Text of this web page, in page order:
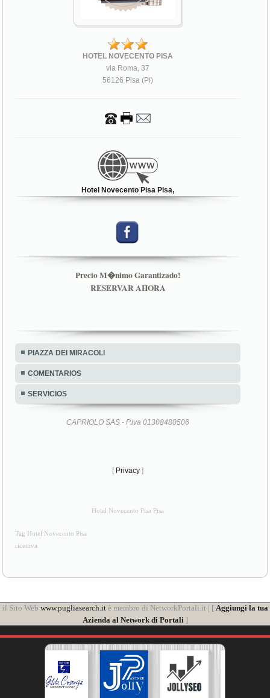
HOTEL NOVECENTO PISA
via Roma, 37
56126 Pisa (PI)
Hotel Novecento Pisa Pisa,
Precio M�nimo Garantizado!
RESERVAR AHORA
PIAZZA DEI MIRACOLI
COMENTARIOS
SERVICIOS
CAPRIOLO SAS - P.iva 01308480506
[ Privacy ]
Hotel Novecento Pisa Pisa
Tag Hotel Novecento Pisa
ricettiva
il Sito Web www.pugliasearch.itè membro di NetworkPortali.it | [ Aggiungi la tua
Azienda al Network di Portali ]